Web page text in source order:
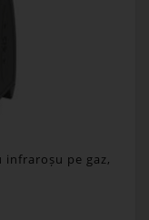
pe gaz,